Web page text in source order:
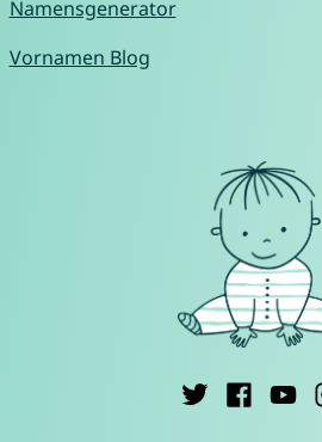
Namensgenerator
Vornamen Blog